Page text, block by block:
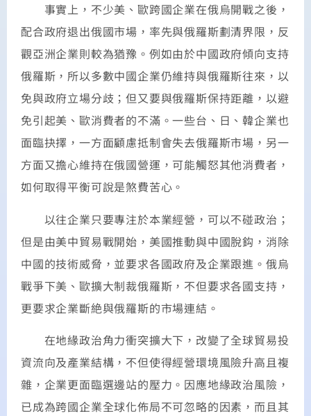
事實上，不少美、歐跨國企業在俄烏開戰之後，
配合政府退出俄國市場，率先與俄羅斯劃清界限，反
觀亞洲企業則較為猶豫。例如由於中國政府傾向支持
俄羅斯，所以多數中國企業仍維持與俄羅斯往來，以
免與政府立場分歧；但又要與俄羅斯保持距離，以避
免引起美、歐消費者的不滿。一些台、日、韓企業也
面臨抉擇，一方面顧慮抵制會失去俄羅斯市場，另一
方面又擔心維持在俄國營運，可能觸怒其他消費者，
如何取得平衡可說是煞費苦心。
以往企業只要專注於本業經營，可以不碰政治；
但是由美中貿易戰開始，美國推動與中國脫鈎，消除
中國的技術威脅，並要求各國政府及企業跟進。俄烏
戰爭下美、歐擴大制裁俄羅斯，不但要求各國支持，
更要求企業斷絶與俄羅斯的市場連結。
在地緣政治角力衝突擴大下，改變了全球貿易投
資流向及產業結構，不但使得經營環境風險升高且複
雜，企業更面臨選邊站的壓力。因應地緣政治風險，
已成為跨國企業全球化佈局不可忽略的因素，而且其